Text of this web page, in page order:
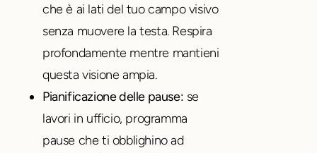
che è ai lati del tuo campo visivo
senza muovere la testa. Respira
profondamente mentre mantieni
questa visione ampia.
Pianificazione delle pause: se
lavori in ufficio, programma
pause che ti obblighino ad